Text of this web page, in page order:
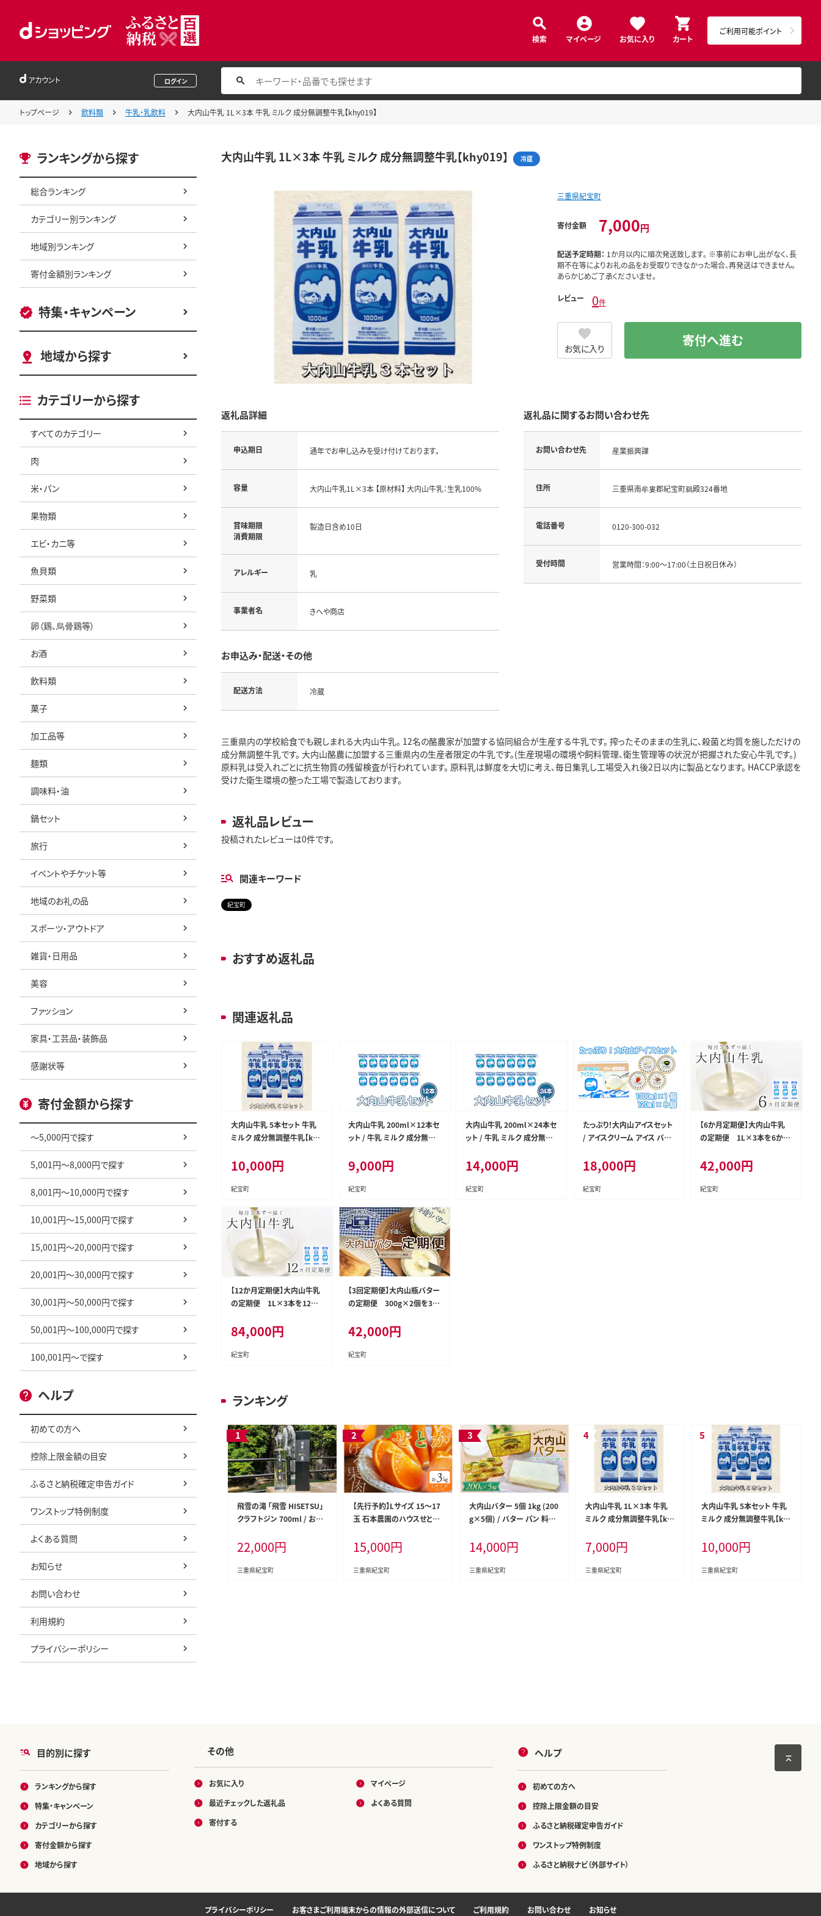
検索 マイページ お気に入り カート
ご利用可能ポイント
アカウント ログイン
トップページ 飲料類 牛乳・乳飲料 大内山牛乳 1L×3本 牛乳 ミルク 成分無調整牛乳【khy019】
ランキングから探す
総合ランキング
カテゴリー別ランキング
地域別ランキング
寄付金額別ランキング
特集・キャンペーン
地域から探す
カテゴリーから探す
すべてのカテゴリー
肉
米・パン
果物類
エビ・カニ等
魚貝類
野菜類
卵（鶏、烏骨鶏等）
お酒
飲料類
菓子
加工品等
麺類
調味料・油
鍋セット
旅行
イベントやチケット等
地域のお礼の品
スポーツ・アウトドア
雑貨・日用品
美容
ファッション
家具・工芸品・装飾品
感謝状等
寄付金額から探す
～5,000円で探す
5,001円～8,000円で探す
8,001円～10,000円で探す
10,001円～15,000円で探す
15,001円～20,000円で探す
20,001円～30,000円で探す
30,001円～50,000円で探す
50,001円～100,000円で探す
100,001円～で探す
ヘルプ
初めての方へ
控除上限金額の目安
ふるさと納税確定申告ガイド
ワンストップ特例制度
よくある質問
お知らせ
お問い合わせ
利用規約
プライバシーポリシー
大内山牛乳 1L×3本 牛乳 ミルク 成分無調整牛乳【khy019】 冷蔵
三重県紀宝町
寄付金額 7,000円
配送予定時期： 1か月以内に順次発送致します。 ※事前にお申し出がなく、長
期不在等によりお礼の品をお受取りできなかった場合、再発送はできません。
あらかじめご了承くださいませ。
レビュー 0件
お気に入り 寄付へ進む
返礼品詳細
申込期日 通年でお申し込みを受け付けております。
容量 大内山牛乳1L×3本 【原材料】 大内山牛乳：生乳100%
賞味期限
消費期限
製造日含め10日
アレルギー 乳
事業者名 きへや商店
お申込み・配送・その他
配送方法 冷蔵
返礼品に関するお問い合わせ先
お問い合わせ先 産業振興課
住所 三重県南牟婁郡紀宝町鵜殿324番地
電話番号 0120-300-032
受付時間 営業時間：9:00～17:00（土日祝日休み）
三重県内の学校給食でも親しまれる大内山牛乳。 12名の酪農家が加盟する協同組合が生産する牛乳です。 搾ったそのままの生乳に、殺菌と均質を施しただけの
成分無調整牛乳です。 大内山酪農に加盟する三重県内の生産者限定の牛乳です。(生産現場の環境や飼料管理、衛生管理等の状況が把握された安心牛乳です。)
原料乳は受入れごとに抗生物質の残留検査が行われています。 原料乳は鮮度を大切に考え、毎日集乳し工場受入れ後2日以内に製品となります。 HACCP承認を
受けた衛生環境の整った工場で製造しております。
返礼品レビュー
投稿されたレビューは0件です。
関連キーワード
紀宝町
おすすめ返礼品
関連返礼品
大内山牛乳 5本セット 牛乳
ミルク 成分無調整牛乳【khy
10,000円
紀宝町
大内山牛乳 200ml×12本セ
ット / 牛乳 ミルク 成分無調
9,000円
紀宝町
大内山牛乳 200ml×24本セ
ット / 牛乳 ミルク 成分無調
14,000円
紀宝町
たっぷり！大内山アイスセット
/ アイスクリーム アイス バニ
ゴ ストロベリー チョコ チョ
コレート 大容量【khy041B】
18,000円
紀宝町
【6か月定期便】大内山牛乳
の定期便 1L×3本を6か月
成分無調整牛乳 定期便【tkb
404】
42,000円
紀宝町
【12か月定期便】大内山牛乳
の定期便 1L×3本を12か
ルク 成分無調整牛乳 定期便
【tkb405】
84,000円
紀宝町
【3回定期便】大内山瓶バター
の定期便 300g×2個を3回
瓶 クリーム パン 料理 材料
お菓子 お菓子作り 国産 三重
県産 チャーン製法 手造り 手
42,000円
紀宝町
ランキング
飛雪の滝 「飛雪 HISETSU」
クラフトジン 700ml / お酒
ッツ マイヤーレモン レモン
バジル 飛雪の滝【rkr011】
22,000円
三重県紀宝町
【先行予約】Lサイズ 15～17
玉 石本農園のハウスせとか
下旬に順次発送予定】【mis
022】
15,000円
三重県紀宝町
大内山バター 5個 1kg (200
g×5個) / バター パン 料理
塩バター トースト 冷蔵 クリ
ーム 国産 三重県産 チャーン
製法【khy017C】
14,000円
三重県紀宝町
大内山牛乳 1L×3本 牛乳
ミルク 成分無調整牛乳【kh
7,000円
三重県紀宝町
大内山牛乳 5本セット 牛乳
ミルク 成分無調整牛乳【kh
10,000円
三重県紀宝町
目的別に探す
ランキングから探す
特集・キャンペーン
カテゴリーから探す
寄付金額から探す
地域から探す
その他
お気に入り
最近チェックした返礼品
寄付する
マイページ
よくある質問
ヘルプ
初めての方へ
控除上限金額の目安
ふるさと納税確定申告ガイド
ワンストップ特例制度
ふるさと納税ナビ（外部サイト）
プライバシーポリシー お客さまご利用端末からの情報の外部送信について ご利用規約 お問い合わせ お知らせ